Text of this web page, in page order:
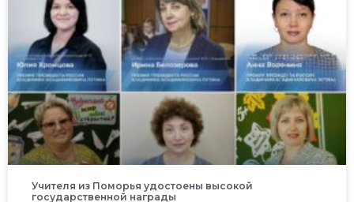
Учителя из Поморья удостоены высокой
государственной награды